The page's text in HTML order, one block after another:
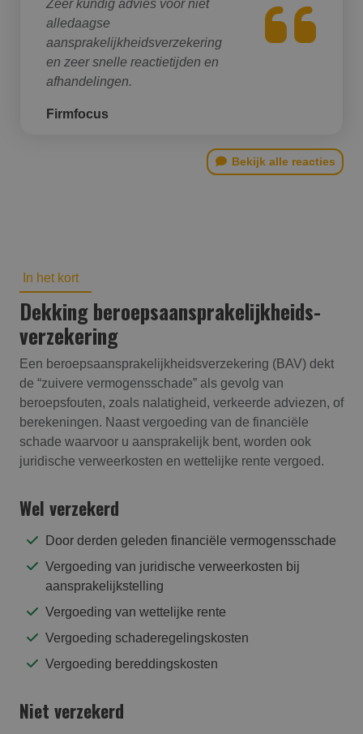
Zeer kundig advies voor niet
alledaagse
aansprakelijkheidsverzekering
en zeer snelle reactietijden en
afhandelingen.
Firmfocus
Bekijk alle reacties
In het kort
Dekking beroepsaansprakelijk­heids­
verzekering
Een beroepsaansprakelijkheidsverzekering (BAV) dekt
de “zuivere vermogensschade” als gevolg van
beroepsfouten, zoals nalatigheid, verkeerde adviezen, of
berekeningen. Naast vergoeding van de financiële
schade waarvoor u aansprakelijk bent, worden ook
juridische verweerkosten en wettelijke rente vergoed.
Wel verzekerd
Door derden geleden financiële vermogensschade
Vergoeding van juridische verweerkosten bij
aansprakelijkstelling
Vergoeding van wettelijke rente
Vergoeding schaderegelingskosten
Vergoeding bereddingskosten
Niet verzekerd